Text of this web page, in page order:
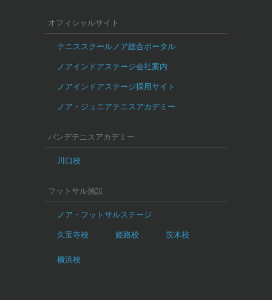
オフィシャルサイト
テニススクールノア総合ポータル
ノアインドアステージ会社案内
ノアインドアステージ採用サイト
ノア・ジュニアテニスアカデミー
バンデテニスアカデミー
川口校
フットサル施設
ノア・フットサルステージ
久宝寺校 姫路校 茨木校
横浜校